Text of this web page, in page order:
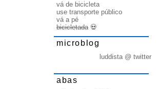
vá de bicicleta
use transporte público
vá a pé
bicicletada💀
microblog
luddista @ twitter
abas